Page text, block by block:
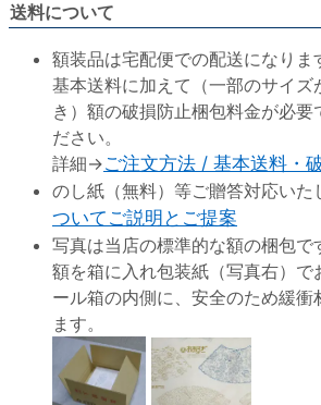
送料について
額装品は宅配便での配送になりま
基本送料に加えて（一部のサイズ
き）額の破損防止梱包料金が必要
ださい。
詳細→ご注文方法 / 基本送料・
のし紙（無料）等ご贈答対応い
ついてご説明とご提案
写真は当店の標準的な額の梱包で
額を箱に入れ包装紙（写真右）で
ール箱の内側に、安全のため緩衝
ます。